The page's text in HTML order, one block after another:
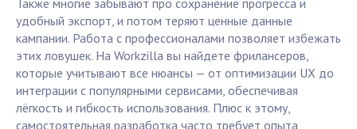
Также многие забывают про сохранение прогресса и
удобный экспорт, и потом теряют ценные данные
кампании. Работа с профессионалами позволяет избежать
этих ловушек. На Workzilla вы найдете фрилансеров,
которые учитывают все нюансы — от оптимизации UX до
интеграции с популярными сервисами, обеспечивая
лёгкость и гибкость использования. Плюс к этому,
самостоятельная разработка часто требует опыта